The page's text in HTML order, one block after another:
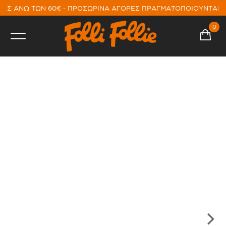
ΑΝΩ ΤΩΝ 60€ - ΠΡΟΣΩΡΙΝΑ ΑΓΟΡΕΣ ΠΡΑΓΜΑΤΟΠΟΙΟΥΝΤΑΙ
0